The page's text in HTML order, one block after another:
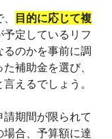
目的に応じて複
予定しているリフ
るのかを事前に調
補助金を選び、
えるでしょう。
期間が限られて
合、予算額に達